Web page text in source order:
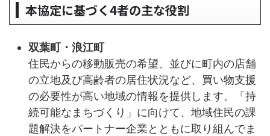
本協定に基づく4者の主な役割
双葉町・浪江町
住民からの移動販売の希望、並びに町内の店舗
の立地及び高齢者の居住状況など、買い物支援
の必要性が高い地域の情報を提供します。「持
続可能なまちづくり」に向けて、地域住民の課
題解決をパートナー企業とともに取り組んでま